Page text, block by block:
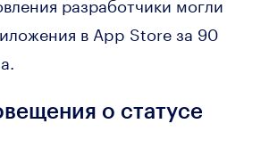
в App Store за 90
о статусе